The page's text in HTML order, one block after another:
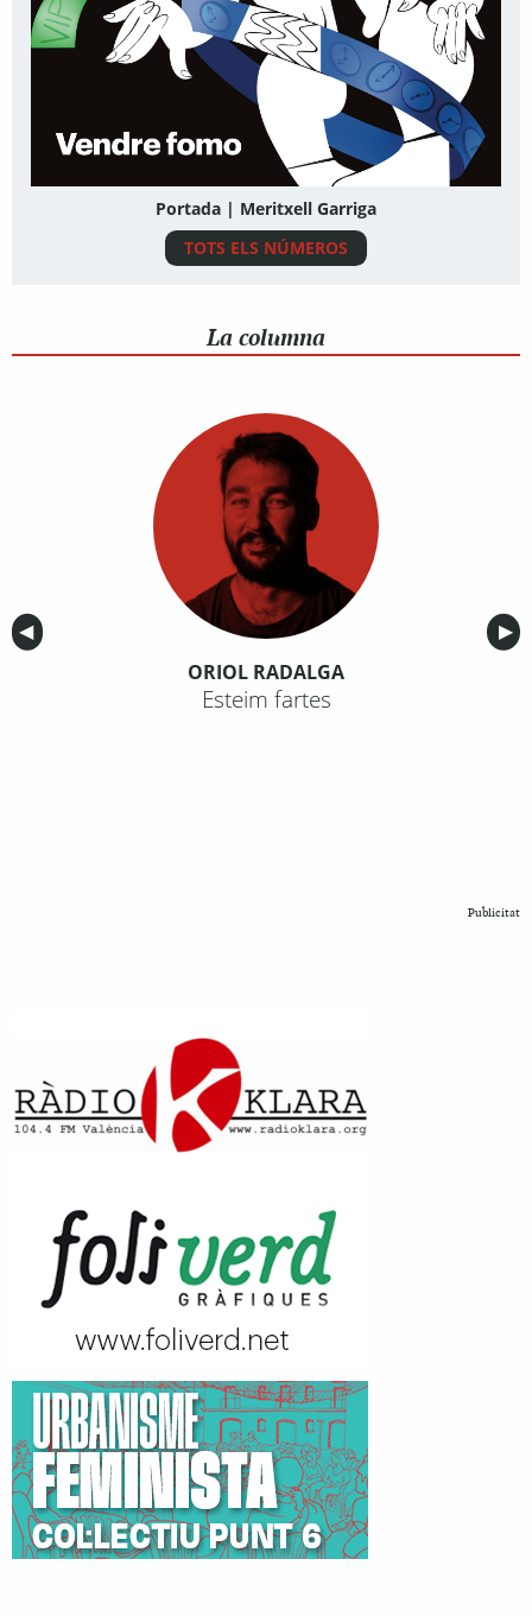
Portada | Meritxell Garriga
TOTS ELS NÚMEROS
La columna
Anterior
◀︎ ▶︎
ORIOL RADALGA
Esteim fartes
Publicitat